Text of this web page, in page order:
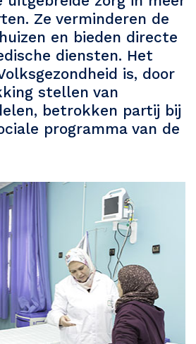
Ze verminderen de
en bieden directe
diensten. Het
is, door
stellen van
betrokken partij bij
programma van de